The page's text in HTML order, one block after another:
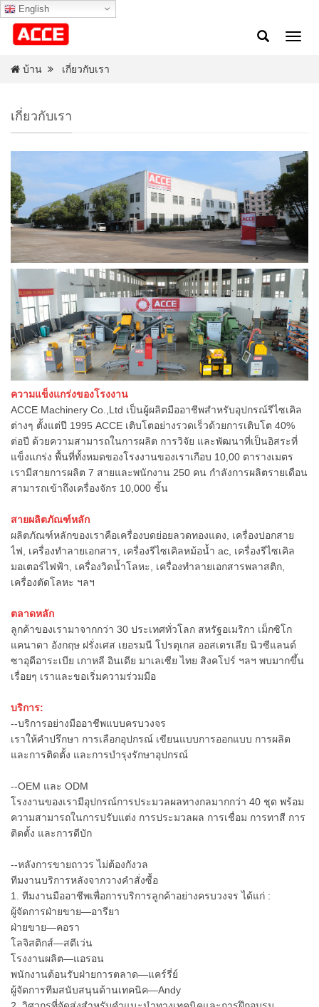
English
สลับ
บ้าน เกี่ยวกับเรา
เกี่ยวกับเรา
ความแข็งแกร่งของโรงงาน
ACCE Machinery Co.,Ltd เป็นผู้ผลิตมืออาชีพสำหรับอุปกรณ์รีไซเคิล
ต่างๆ ตั้งแต่ปี 1995 ACCE เติบโตอย่างรวดเร็วด้วยการเติบโต 40%
ต่อปี ด้วยความสามารถในการผลิต การวิจัย และพัฒนาที่เป็นอิสระที่
แข็งแกร่ง พื้นที่ทั้งหมดของโรงงานของเราเกือบ 10,00 ตารางเมตร
เรามีสายการผลิต 7 สายและพนักงาน 250 คน กำลังการผลิตรายเดือน
สามารถเข้าถึงเครื่องจักร 10,000 ชิ้น
สายผลิตภัณฑ์หลัก
ผลิตภัณฑ์หลักของเราคือเครื่องบดย่อยลวดทองแดง, เครื่องปอกสาย
ไฟ, เครื่องทำลายเอกสาร, เครื่องรีไซเคิลหม้อน้ำ ac, เครื่องรีไซเคิล
มอเตอร์ไฟฟ้า, เครื่องวิดน้ำโลหะ, เครื่องทำลายเอกสารพลาสติก,
เครื่องตัดโลหะ ฯลฯ
ตลาดหลัก
ลูกค้าของเรามาจากกว่า 30 ประเทศทั่วโลก สหรัฐอเมริกา เม็กซิโก
แคนาดา อังกฤษ ฝรั่งเศส เยอรมนี โปรตุเกส ออสเตรเลีย นิวซีแลนด์
ซาอุดีอาระเบีย เกาหลี อินเดีย มาเลเซีย ไทย สิงคโปร์ ฯลฯ พบมากขึ้น
เรื่อยๆ เราและขอเริ่มความร่วมมือ
บริการ:
--บริการอย่างมืออาชีพแบบครบวงจร
เราให้คำปรึกษา การเลือกอุปกรณ์ เขียนแบบการออกแบบ การผลิต
และการติดตั้ง และการบำรุงรักษาอุปกรณ์
--OEM และ ODM
โรงงานของเรามีอุปกรณ์การประมวลผลทางกลมากกว่า 40 ชุด พร้อม
ความสามารถในการปรับแต่ง การประมวลผล การเชื่อม การทาสี การ
ติดตั้ง และการดีบัก
--หลังการขายถาวร ไม่ต้องกังวล
ทีมงานบริการหลังจากวางคำสั่งซื้อ
1. ทีมงานมืออาชีพเพื่อการบริการลูกค้าอย่างครบวงจร ได้แก่ :
ผู้จัดการฝ่ายขาย—อารียา
ฝ่ายขาย—คอรา
โลจิสติกส์—สตีเว่น
โรงงานผลิต—แอรอน
พนักงานต้อนรับฝ่ายการตลาด—แคร์รี่ย์
ผู้จัดการทีมสนับสนุนด้านเทคนิค—Andy